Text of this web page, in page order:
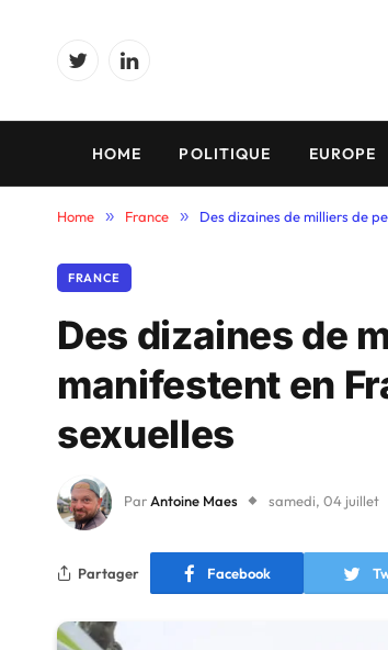
TwitterLinkedIn
HOME POLITIQUE EUROPE
Home » France » Des dizaines de milliers de
FRANCE
Des dizaines de
manifestent en
sexuelles
Par Antoine Maes samedi, 04 juillet
Partager Facebook